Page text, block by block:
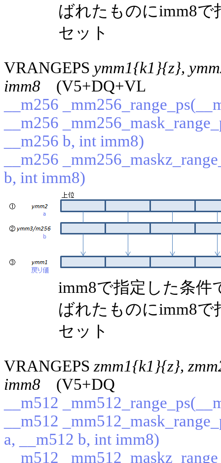
ばれたものにimm8
セット
VRANGEPS ymm1{k1}{z},
imm8 (V5+DQ+VL
__m256
__m256
__m256 b, int imm8)
__m256
b, int imm8)
imm8で指定した条
ばれたものにimm8
セット
VRANGEPS zmm1{k1}{z},
imm8 (V5+DQ
__m512
__m512
a, __m512 b, int imm8)
__m512